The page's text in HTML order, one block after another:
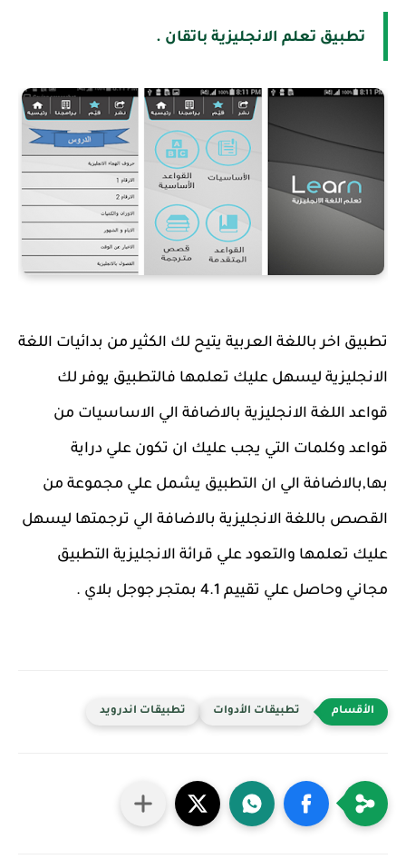
تطبيق تعلم الانجليزية باتقان .
تطبيق اخر باللغة العربية يتيح لك الكثير من بدائيات اللغة
الانجليزية ليسهل عليك تعلمها فالتطبيق يوفر لك
قواعد اللغة الانجليزية بالاضافة الي الاساسيات من
قواعد وكلمات التي يجب عليك ان تكون علي دراية
بها,بالاضافة الي ان التطبيق يشمل علي مجموعة من
القصص باللغة الانجليزية بالاضافة الي ترجمتها ليسهل
عليك تعلمها والتعود علي قرائة الانجليزية التطبيق
مجاني وحاصل علي تقييم 4.1 بمتجر جوجل بلاي .
تطبيقات الأدوات تطبيقات اندرويد